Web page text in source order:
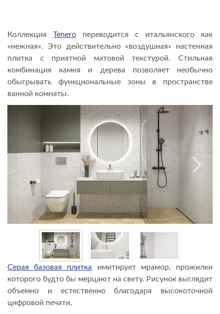
Коллекция Tenero переводится с итальянского как
«нежная». Это действительно «воздушная» настенная
плитка с приятной матовой текстурой. Стильная
комбинация камня и дерева позволяет необычно
обыгрывать функциональные зоны в пространстве
ванной комнаты.
Серая базовая плитка имитирует мрамор, прожилки
которого будто бы мерцают на свету. Рисунок выглядит
объемно и естественно благодаря высокоточной
цифровой печати.